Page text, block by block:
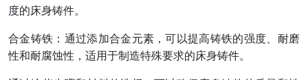
度的床身铸件。
合金铸铁：通过添加合金元素，可以提高铸铁的强度、耐磨
性和耐腐蚀性，适用于制造特殊要求的床身铸件。